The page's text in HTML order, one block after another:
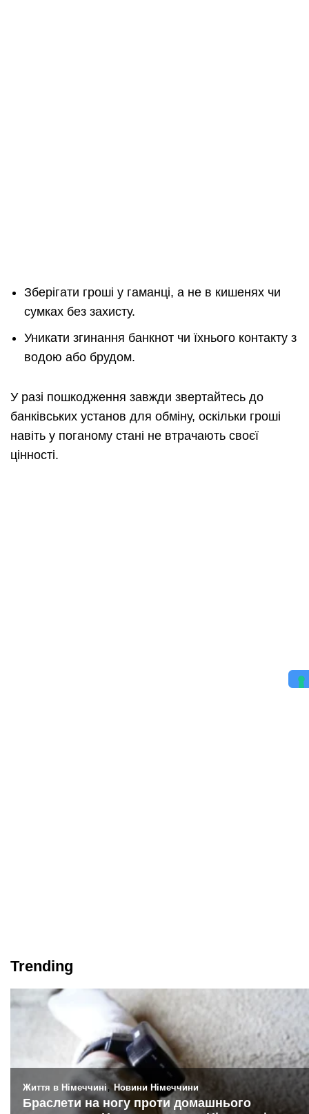
Зберігати гроші у гаманці, а не в кишенях чи
сумках без захисту.
Уникати згинання банкнот чи їхнього контакту з
водою або брудом.
У разі пошкодження завжди звертайтесь до
банківських установ для обміну, оскільки гроші
навіть у поганому стані не втрачають своєї
цінності.
Trending